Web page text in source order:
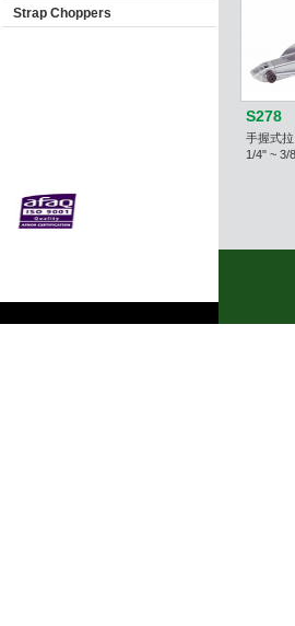
Strap Choppers
S278
手握式
1/4" ~ 3/